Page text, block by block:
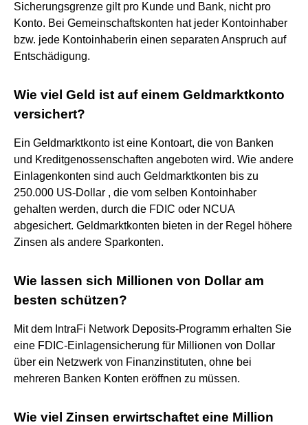
Sicherungsgrenze gilt pro Kunde und Bank, nicht pro
Konto. Bei Gemeinschaftskonten hat jeder Kontoinhaber
bzw. jede Kontoinhaberin einen separaten Anspruch auf
Entschädigung.
Wie viel Geld ist auf einem Geldmarktkonto
versichert?
Ein Geldmarktkonto ist eine Kontoart, die von Banken
und Kreditgenossenschaften angeboten wird. Wie andere
Einlagenkonten sind auch Geldmarktkonten bis zu
250.000 US-Dollar , die vom selben Kontoinhaber
gehalten werden, durch die FDIC oder NCUA
abgesichert. Geldmarktkonten bieten in der Regel höhere
Zinsen als andere Sparkonten.
Wie lassen sich Millionen von Dollar am
besten schützen?
Mit dem IntraFi Network Deposits-Programm erhalten Sie
eine FDIC-Einlagensicherung für Millionen von Dollar
über ein Netzwerk von Finanzinstituten, ohne bei
mehreren Banken Konten eröffnen zu müssen.
Wie viel Zinsen erwirtschaftet eine Million